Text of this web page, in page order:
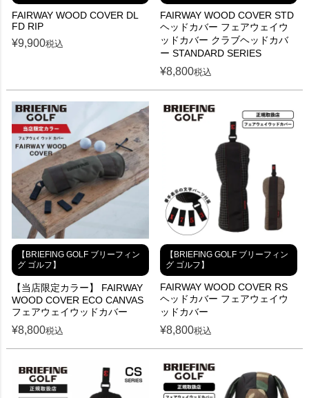
FAIRWAY WOOD COVER DL
FD RIP
¥9,900税込
FAIRWAY WOOD COVER STD
ヘッドカバー フェアウェイウ
ッドカバー クラブヘッドカバ
ー STANDARD SERIES
¥8,800税込
【BRIEFING GOLF ブリーフィン
グ ゴルフ】
【当店限定カラー】 FAIRWAY
WOOD COVER ECO CANVAS
フェアウェイウッドカバー
¥8,800税込
【BRIEFING GOLF ブリーフィン
グ ゴルフ】
FAIRWAY WOOD COVER RS
ヘッドカバー フェアウェイウ
ッドカバー
¥8,800税込